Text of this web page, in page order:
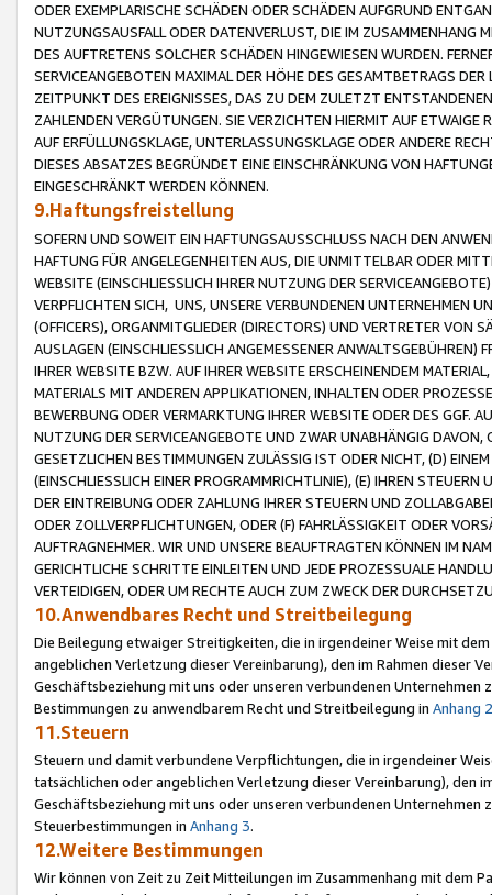
ODER EXEMPLARISCHE SCHÄDEN ODER SCHÄDEN AUFGRUND
NUTZUNGSAUSFALL ODER DATENVERLUST, DIE IM ZUSAMMENHANG
DES AUFTRETENS SOLCHER SCHÄDEN HINGEWIESEN WURDEN.
SERVICEANGEBOTEN MAXIMAL DER HÖHE DES GESAMTBETRAGS
ZEITPUNKT DES EREIGNISSES, DAS ZU DEM ZULETZT
ZAHLENDEN VERGÜTUNGEN. SIE VERZICHTEN HIERMIT AUF
AUF ERFÜLLUNGSKLAGE, UNTERLASSUNGSKLAGE ODER ANDERE
DIESES ABSATZES BEGRÜNDET EINE EINSCHRÄNKUNG VON
EINGESCHRÄNKT WERDEN KÖNNEN.
9.Haftungsfreistellung
SOFERN UND SOWEIT EIN HAFTUNGSAUSSCHLUSS NACH DEN
HAFTUNG FÜR ANGELEGENHEITEN AUS, DIE UNMITTELBAR ODER
WEBSITE (EINSCHLIESSLICH IHRER NUTZUNG DER
VERPFLICHTEN SICH, UNS, UNSERE VERBUNDENEN UNTERNEHMEN
(OFFICERS), ORGANMITGLIEDER (DIRECTORS) UND VERTRETER VON
AUSLAGEN (EINSCHLIESSLICH ANGEMESSENER
IHRER WEBSITE BZW. AUF IHRER WEBSITE ERSCHEINENDEM
MATERIALS MIT ANDEREN APPLIKATIONEN, INHALTEN ODER
BEWERBUNG ODER VERMARKTUNG IHRER WEBSITE ODER DES GGF.
NUTZUNG DER SERVICEANGEBOTE UND ZWAR UNABHÄNGIG
GESETZLICHEN BESTIMMUNGEN ZULÄSSIG IST ODER NICHT, (D)
(EINSCHLIESSLICH EINER PROGRAMMRICHTLINIE), (E) IHREN
DER EINTREIBUNG ODER ZAHLUNG IHRER STEUERN UND
ODER ZOLLVERPFLICHTUNGEN, ODER (F) FAHRLÄSSIGKEIT ODER
AUFTRAGNEHMER. WIR UND UNSERE BEAUFTRAGTEN KÖNNEN IM
GERICHTLICHE SCHRITTE EINLEITEN UND JEDE PROZESSUALE
VERTEIDIGEN, ODER UM RECHTE AUCH ZUM ZWECK DER
10.Anwendbares Recht und Streitbeilegung
Die Beilegung etwaiger Streitigkeiten, die in irgendeiner Weise mit
angeblichen Verletzung dieser Vereinbarung), den im Rahmen dieser
Geschäftsbeziehung mit uns oder unseren verbundenen
Bestimmungen zu anwendbarem Recht und Streitbeilegung in Anhang 2
11.Steuern
Steuern und damit verbundene Verpflichtungen, die in irgendeiner
tatsächlichen oder angeblichen Verletzung dieser Vereinbarung), den
Geschäftsbeziehung mit uns oder unseren verbundenen
Steuerbestimmungen in Anhang 3.
12.Weitere Bestimmungen
Wir können von Zeit zu Zeit Mitteilungen im Zusammenhang mit dem